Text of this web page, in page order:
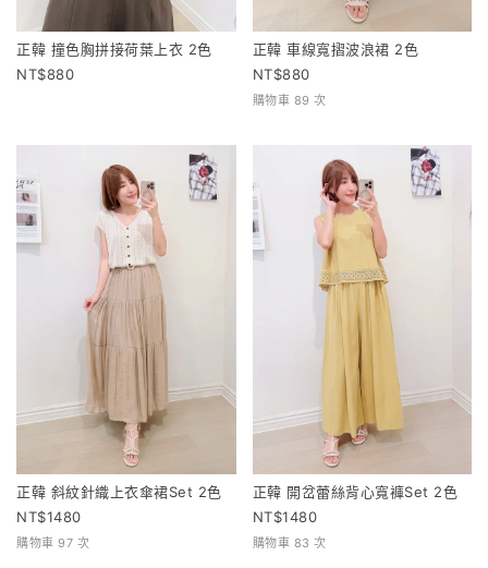
正韓 撞色胸拼接荷葉上衣 2色
880
正韓 車線寬摺波浪裙 2色
880
購物車 89 次
正韓 斜紋針織上衣傘裙Set 2色
1480
購物車 97 次
正韓 開岔蕾絲背心寬褲Set 2色
1480
購物車 83 次